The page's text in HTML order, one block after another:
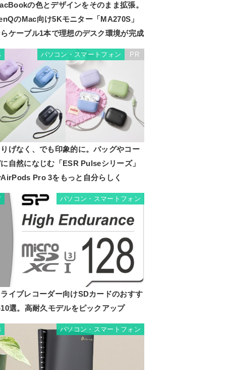
の色とデザインをそのまま拡張。
のMac向け5Kモニター「MA270S」
ケーブル1本で理想のデスク環境が完成
パソコン・スマートフォン PR
げなく、でも印象的に。バッグやコー
自然になじむ「ESR Pulseシリーズ」
Pro 3をもっと自分らしく
パソコン・スマートフォン
イブレコーダー向けSDカードのおすす
選。高耐久モデルをピックアップ
パソコン・スマートフォン